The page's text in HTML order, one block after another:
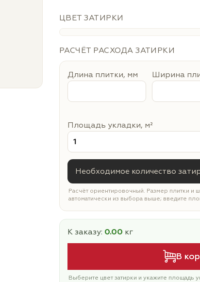
ЦВЕТ ЗАТИРКИ
РАСЧЁТ РАСХОДА ЗАТИРКИ
Длина плитки, мм Ширина
Площадь укладки, м²
Необходимое количество
Расчёт ориентировочный. Размер плитки и
автоматически из выбора выше; введите
К заказу: 0.00 кг
В
Выберите цвет затирки и укажите площадь